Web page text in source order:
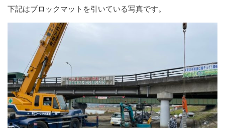
下記はブロックマットを引いている写真です。